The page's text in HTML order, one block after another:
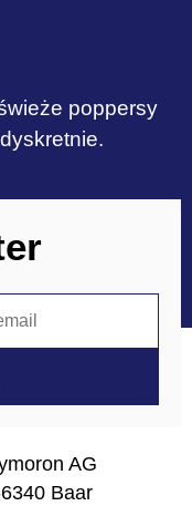
poppersy
AG
Baar